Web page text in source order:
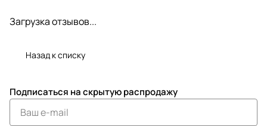
Загрузка отзывов...
Назад к списку
Подписаться на скрытую распродажу